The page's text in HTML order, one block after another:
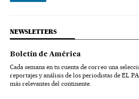
NEWSLETTERS
Boletín de América
Cada semana en tu cuenta de correo una
reportajes y análisis de los periodistas de EL
más relevantes del continente.